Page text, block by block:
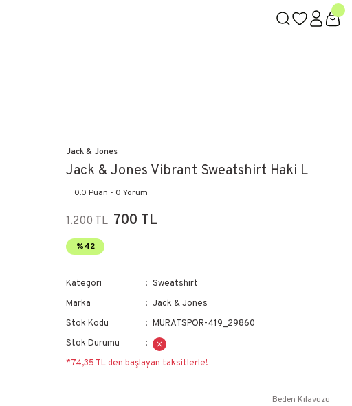
Jack & Jones
Jack & Jones Vibrant Sweatshirt Haki L
0.0 Puan - 0 Yorum
1.200 TL 700 TL
%42
Kategori
Sweatshirt
Marka
Jack & Jones
Stok Kodu
MURATSPOR-419_29860
Stok Durumu
*74,35 TL den başlayan taksitlerle!
Beden Kılavuzu